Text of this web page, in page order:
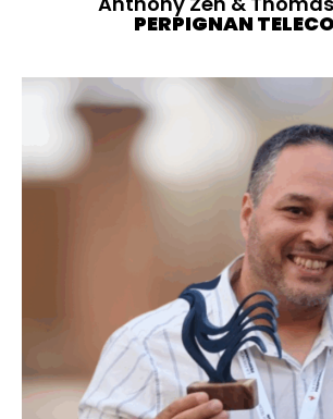
PERPIGNAN